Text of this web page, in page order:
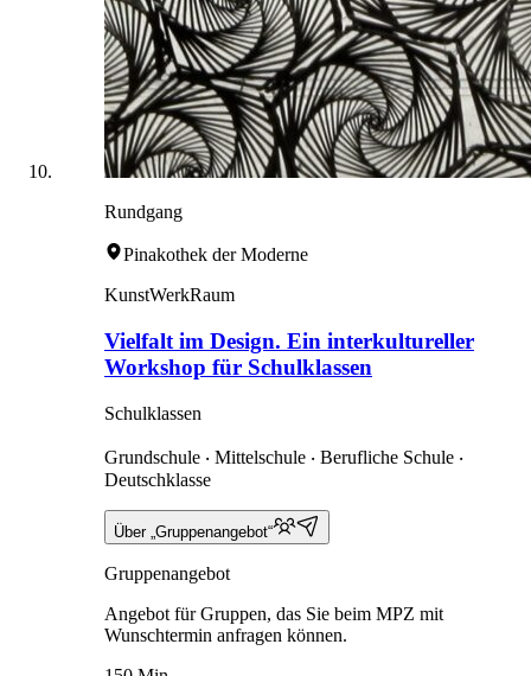
Rundgang
Pinakothek der Moderne
KunstWerkRaum
Vielfalt im Design. Ein interkultureller
Workshop für Schulklassen
Schulklassen
Grundschule ‧ Mittelschule ‧ Berufliche Schule ‧
Deutschklasse
Über „Gruppenangebot“
Gruppenangebot
Angebot für Gruppen, das Sie beim MPZ mit
Wunschtermin anfragen können.